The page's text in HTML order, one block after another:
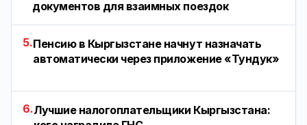
документов для взаимных поездок
5.Пенсию в Кыргызстане начнут назначать
автоматически через приложение «Тундук»
6.Лучшие налогоплательщики Кыргызстана: